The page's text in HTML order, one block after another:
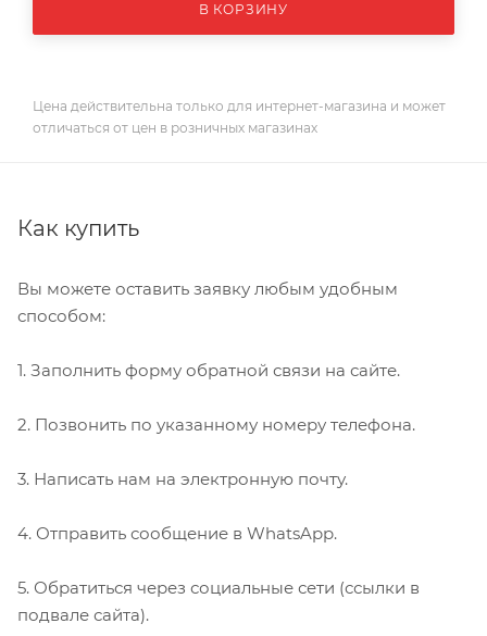
В КОРЗИНУ
Цена действительна только для интернет-магазина и может
отличаться от цен в розничных магазинах
Как купить
Вы можете оставить заявку любым удобным
способом:
1. Заполнить форму обратной связи на сайте.
2. Позвонить по указанному номеру телефона.
3. Написать нам на электронную почту.
4. Отправить сообщение в WhatsApp.
5. Обратиться через социальные сети (ссылки в
подвале сайта).